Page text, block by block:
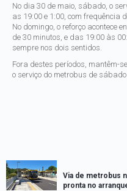
No dia 30 de maio, sábado, o
as 19:00 e 1:00, com frequência
No domingo, o reforço acontece
de 30 minutos, e das 19:00 às
sempre nos dois sentidos.
Fora destes períodos, mantêm-
o serviço do metrobus de sábado
Via de metrobus
pronta no